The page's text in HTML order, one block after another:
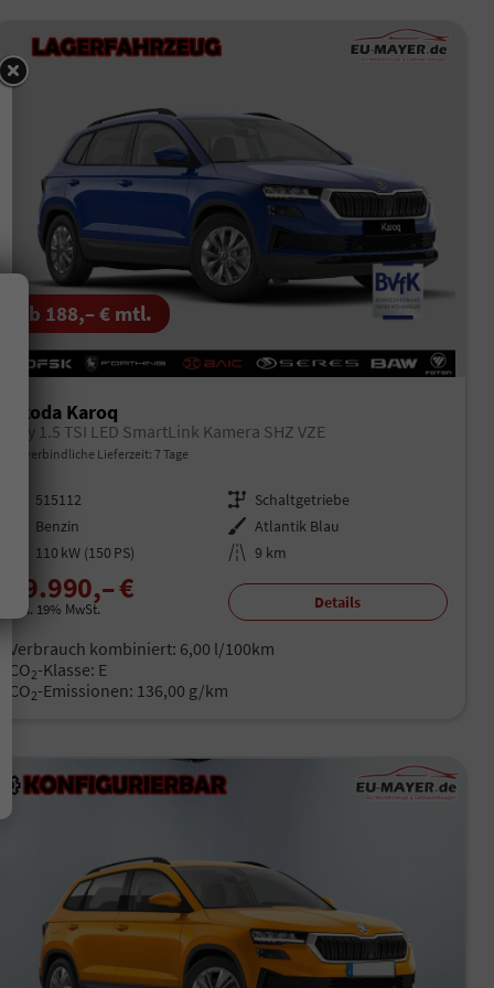
ab 188,– € mtl.
Skoda Karoq
Joy 1.5 TSI LED SmartLink Kamera SHZ VZE
unverbindliche Lieferzeit: 7 Tage
515112 Getriebe Schaltgetriebe
Benzin Außenfarbe Atlantik Blau
110 kW (150 PS) Kilometerstand 9 km
29.990,– €
incl. 19% MwSt. Details
Verbrauch kombiniert: 6,00 l/100km
CO2-Klasse: E
CO2-Emissionen: 136,00 g/km